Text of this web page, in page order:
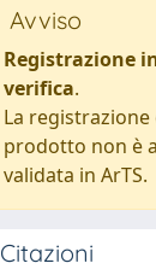
Avviso
Registrazione
verifica.
La
prodotto non è
validata in ArTS.
Citazioni